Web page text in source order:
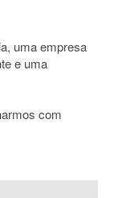
uma empresa
e uma
com